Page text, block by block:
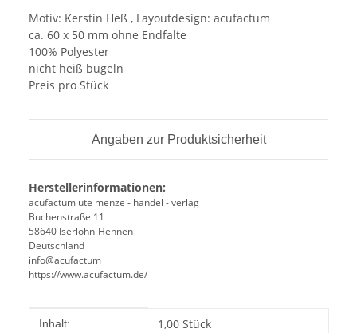
Motiv: Kerstin Heß , Layoutdesign: acufactum
ca. 60 x 50 mm ohne Endfalte
100% Polyester
nicht heiß bügeln
Preis pro Stück
Angaben zur Produktsicherheit
Herstellerinformationen:
acufactum ute menze - handel - verlag
Buchenstraße 11
58640 Iserlohn-Hennen
Deutschland
info@acufactum
https://www.acufactum.de/
Produkteigenschaft
Wert
Inhalt: 1,00 Stück